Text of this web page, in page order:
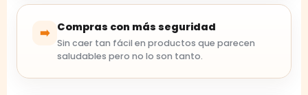
➡️ Compras con más seguridad
Sin caer tan fácil en productos que parecen
saludables pero no lo son tanto.